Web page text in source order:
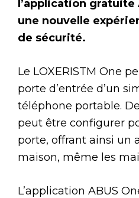
l’application gratuite
une nouvelle
de sécurité.
Le LOXERISTM One
porte d’entrée d’un
téléphone portable.
peut être configurer
porte, offrant ainsi un
maison, même les
L’application ABUS